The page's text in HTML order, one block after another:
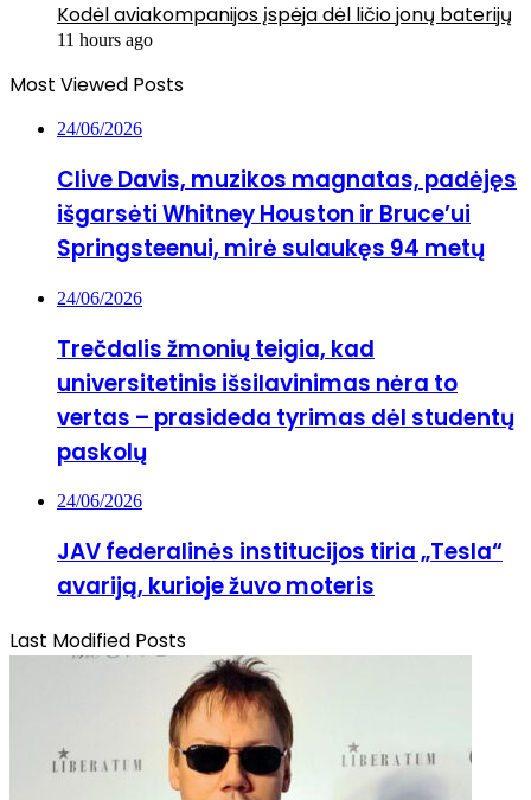
Kodėl aviakompanijos įspėja dėl ličio jonų baterijų
11 hours ago
Most Viewed Posts
24/06/2026
Clive Davis, muzikos magnatas, padėjęs
išgarsėti Whitney Houston ir Bruce’ui
Springsteenui, mirė sulaukęs 94 metų
24/06/2026
Trečdalis žmonių teigia, kad
universitetinis išsilavinimas nėra to
vertas – prasideda tyrimas dėl studentų
paskolų
24/06/2026
JAV federalinės institucijos tiria „Tesla“
avariją, kurioje žuvo moteris
Last Modified Posts